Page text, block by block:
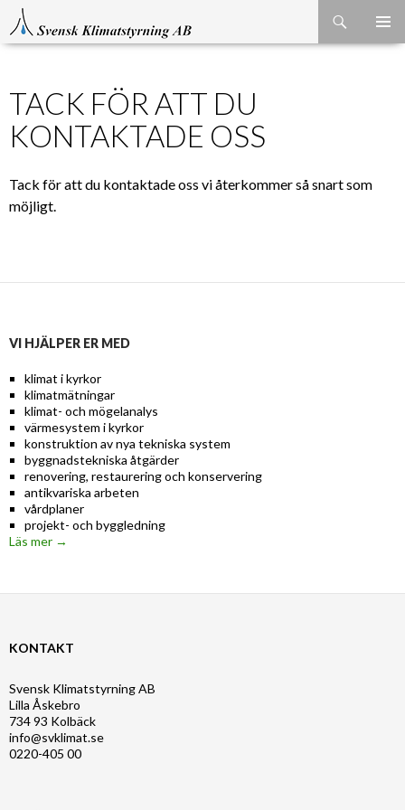
Sök
GÅ
TACK FÖR ATT DU
KONTAKTADE OSS
Tack för att du kontaktade oss vi återkommer så snart som
möjligt.
VI HJÄLPER ER MED
klimat i kyrkor
klimatmätningar
klimat- och mögelanalys
värmesystem i kyrkor
konstruktion av nya tekniska system
byggnadstekniska åtgärder
renovering, restaurering och konservering
antikvariska arbeten
vårdplaner
projekt- och byggledning
Läs mer →
KONTAKT
Svensk Klimatstyrning AB
Lilla Åskebro
734 93 Kolbäck
info@svklimat.se
0220-405 00